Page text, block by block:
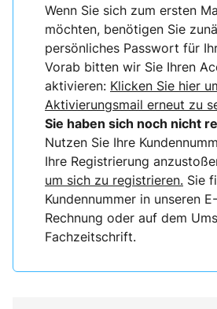
Wenn Sie sich zum ersten
möchten, benötigen Sie
persönliches Passwort für
Vorab bitten wir Sie Ihren
aktivieren: Klicken Sie hier
Aktivierungsmail erneut zu
Sie haben sich noch nicht
Nutzen Sie Ihre
Ihre Registrierung
um sich zu registrieren. Sie
Kundennummer in unseren
Rechnung oder auf dem
Fachzeitschrift.